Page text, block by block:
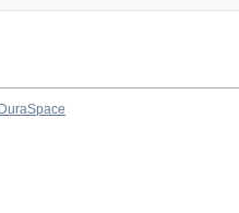
DuraSpace